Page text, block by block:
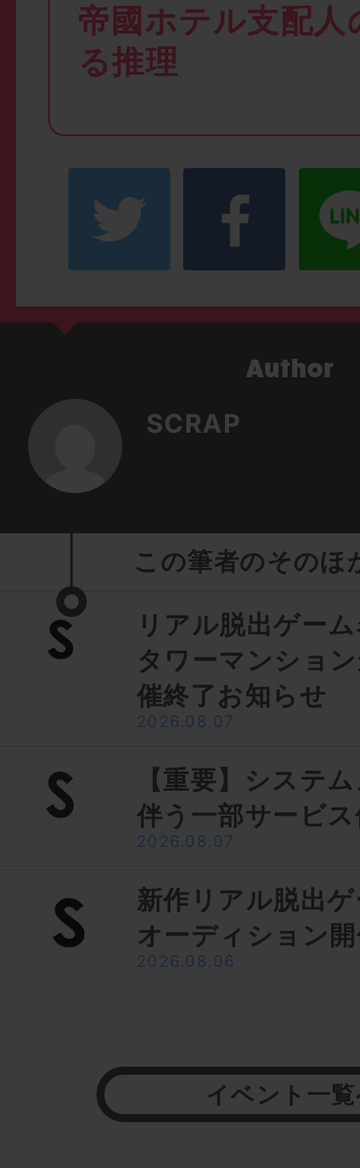
帝國ホテル支配人
る推理
SCRAP
この筆者のそのほ
リアル脱出ゲー
タワーマンショ
催終了お知らせ
2026.08.07
【重要】システ
伴う一部サービ
2026.08.07
新作リアル脱出
オーディション
2026.08.06
イベント一